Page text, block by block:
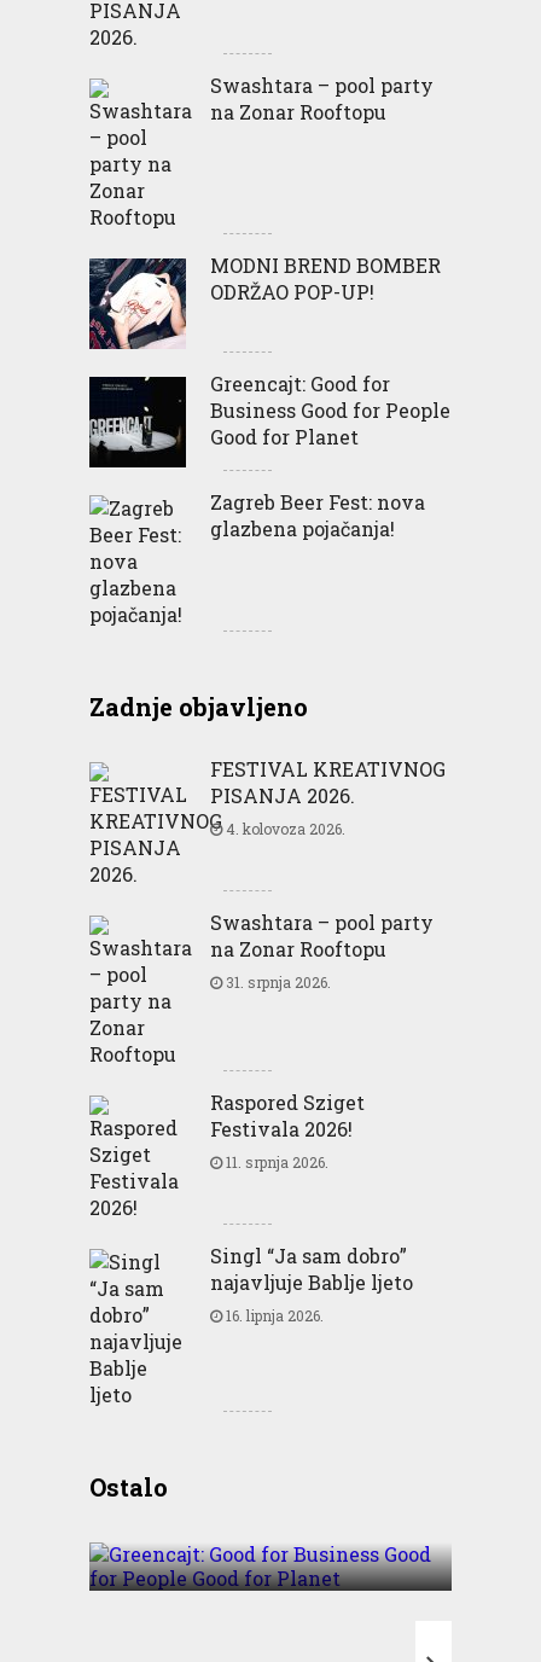
Swashtara – pool party
na Zonar Rooftopu
MODNI BREND BOMBER
ODRŽAO POP-UP!
Greencajt: Good for
Business Good for People
Good for Planet
Zagreb Beer Fest: nova
glazbena pojačanja!
Zadnje objavljeno
FESTIVAL KREATIVNOG
PISANJA 2026.
4. kolovoza 2026.
Swashtara – pool party
na Zonar Rooftopu
31. srpnja 2026.
Raspored Sziget
Festivala 2026!
11. srpnja 2026.
Singl “Ja sam dobro”
najavljuje Bablje ljeto
16. lipnja 2026.
OstaloBusiness Good for People